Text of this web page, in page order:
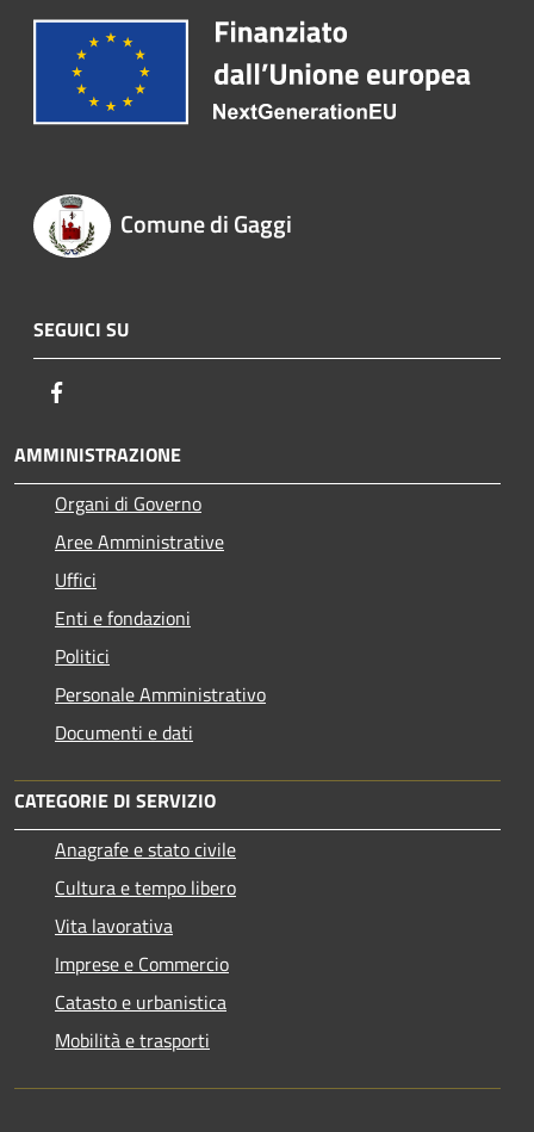
Comune di Gaggi
SEGUICI SU
AMMINISTRAZIONE
Organi di Governo
Aree Amministrative
Uffici
Enti e fondazioni
Politici
Personale Amministrativo
Documenti e dati
CATEGORIE DI SERVIZIO
Anagrafe e stato civile
Cultura e tempo libero
Vita lavorativa
Imprese e Commercio
Catasto e urbanistica
Mobilità e trasporti